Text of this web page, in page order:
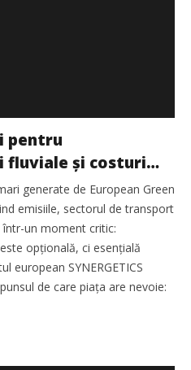
pentru
fluviale și costuri
generate de European Green
emisiile, sectorul de transport
un moment critic:
opțională, ci esențială
european SYNERGETICS
de care piața are nevoie: